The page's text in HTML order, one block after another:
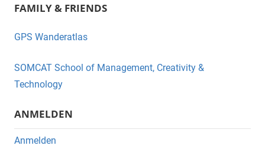
c
e
o
o
k
tt
er
FAMILY & FRIENDS
GPS Wanderatlas
SOMCAT School of Management, Creativity &
Technology
ANMELDEN
Anmelden